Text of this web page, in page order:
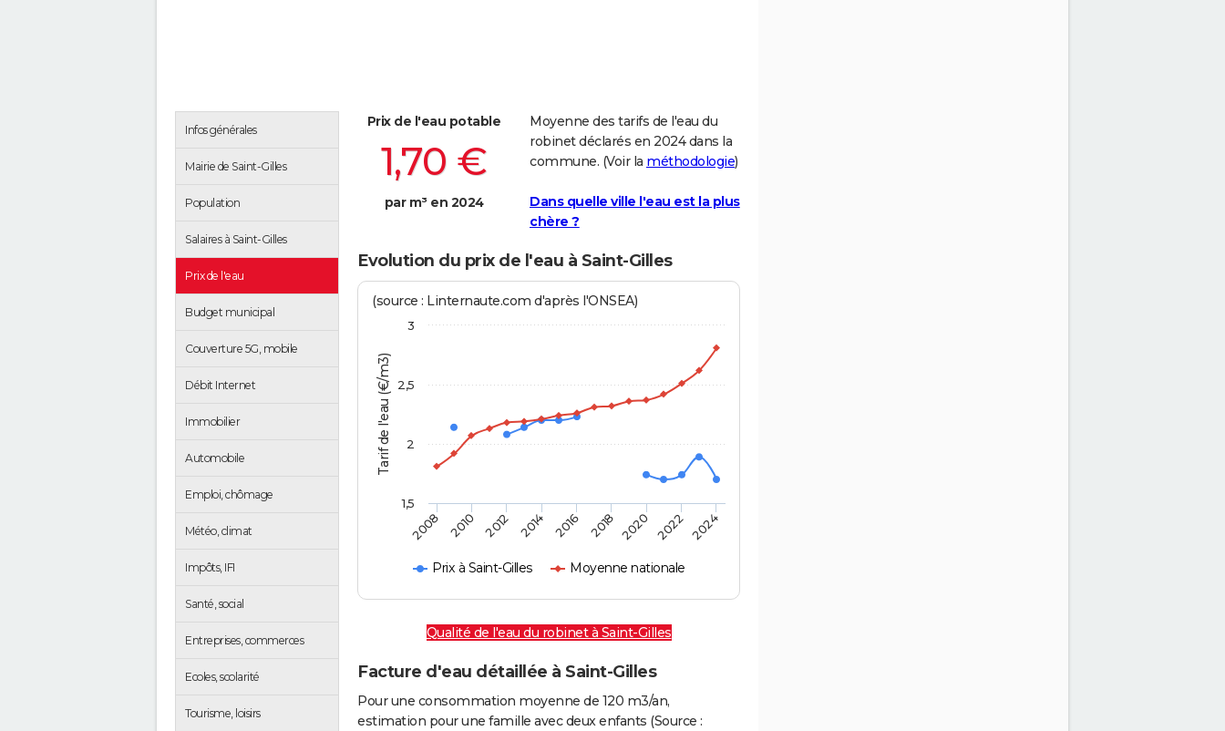
Infos générales
Mairie de Saint-Gilles
Population
Salaires à Saint-Gilles
Prix de l'eau
Budget municipal
Couverture 5G, mobile
Débit Internet
Immobilier
Automobile
Emploi, chômage
Météo, climat
Impôts, IFI
Santé, social
Entreprises, commerces
Ecoles, scolarité
Tourisme, loisirs
Prix de l'eau potable
1,70 €
par m³ en 2024
Moyenne des tarifs de l'eau du
robinet déclarés en 2024 dans la
commune. (Voir la méthodologie)
Dans quelle ville l'eau est la plus
chère ?
Evolution du prix de l'eau à Saint-Gilles
Tarif de l'eau (€/m3)
(source : Linternaute.com d'après l'ONSEA)
Prix à Saint-Gilles Moyenne nationale
2008 2010 2012 2014 2016 2018 2020 2022 2024
1,5
2
2,5
3
Qualité de l'eau du robinet à Saint-Gilles
Facture d'eau détaillée à Saint-Gilles
Pour une consommation moyenne de 120 m3/an,
estimation pour une famille avec deux enfants (Source :